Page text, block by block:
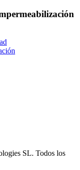
SL. Todos los